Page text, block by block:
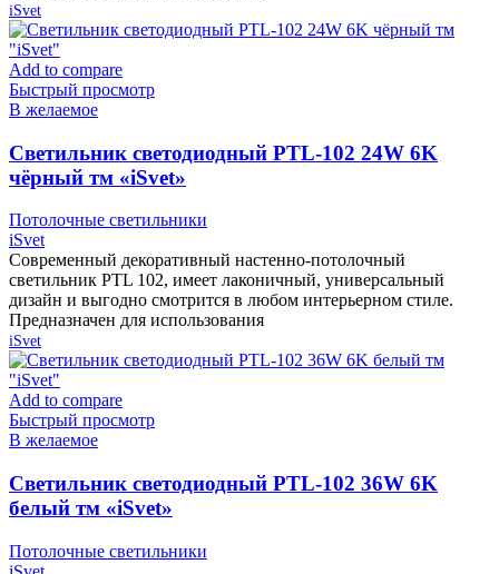
iSvet
Add to compare
Быстрый просмотр
В желаемое
Cветильник светодиодный PTL-102 24W 6K
чёрный тм «iSvet»
Потолочные светильники
iSvet
Современный декоративный настенно-потолочный
светильник PTL 102, имеет лаконичный, универсальный
дизайн и выгодно смотрится в любом интерьерном стиле.
Предназначен для использования
iSvet
Add to compare
Быстрый просмотр
В желаемое
Cветильник светодиодный PTL-102 36W 6K
белый тм «iSvet»
Потолочные светильники